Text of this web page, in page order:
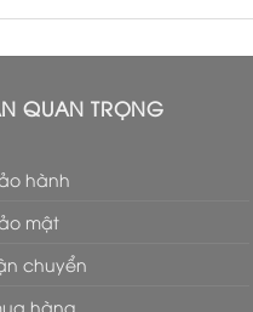
QUAN TRỌNG
hành
mật
chuyển
hàng